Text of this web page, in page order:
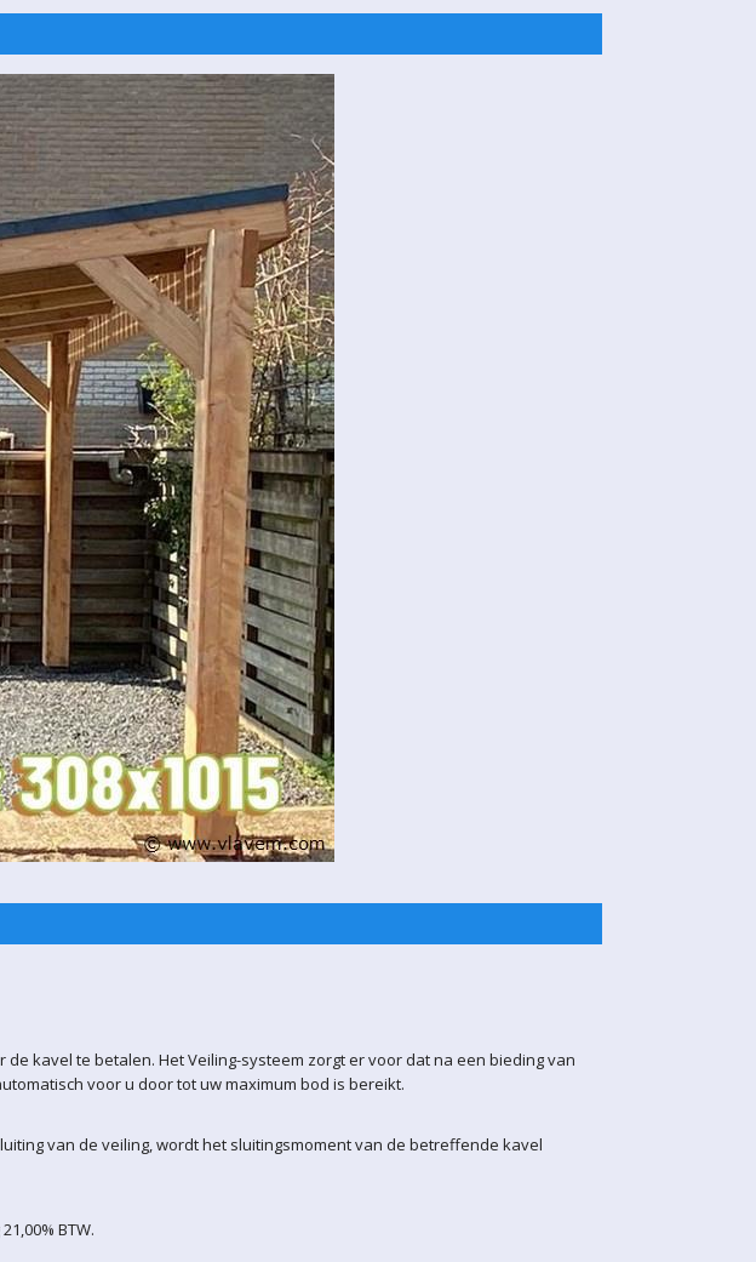
kavel te betalen. Het Veiling-systeem zorgt er voor dat na een bieding van
voor u door tot uw maximum bod is bereikt.
van de veiling, wordt het sluitingsmoment van de betreffende kavel
BTW.